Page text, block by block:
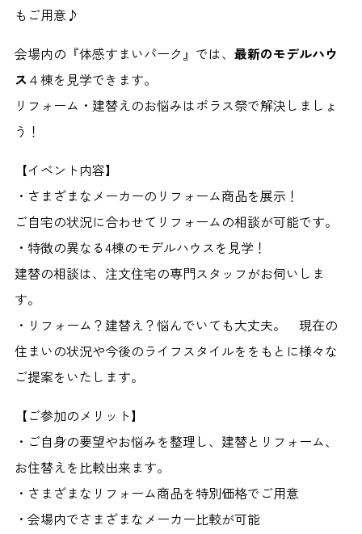
もご用意♪
会場内の『体感すまいパーク』では、 最新のモデルハウ
ス４棟を見学できます。
リフォーム・建替えのお悩みはポラス祭で解決しましょ
う！
【イベント内容】
・さまざまなメーカーのリフォーム商品を展示！
ご自宅の状況に合わせてリフォームの相談が可能です。
・特徴の異なる4棟のモデルハウスを見学！
建替の相談は、注文住宅の専門スタッフがお伺いしま
す。
・リフォーム？建替え？悩んでいても大丈夫。 現在の
住まいの状況や今後のライフスタイルををもとに様々な
ご提案をいたします。
【ご参加のメリット】
・ご自身の要望やお悩みを整理し、建替とリフォーム、
お住替えを比較出来ます。
・さまざまなリフォーム商品を特別価格でご用意
・会場内でさまざまなメーカー比較が可能